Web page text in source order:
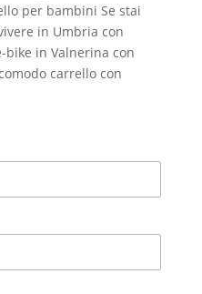
per bambini Se stai
in Umbria con
in Valnerina con
carrello con